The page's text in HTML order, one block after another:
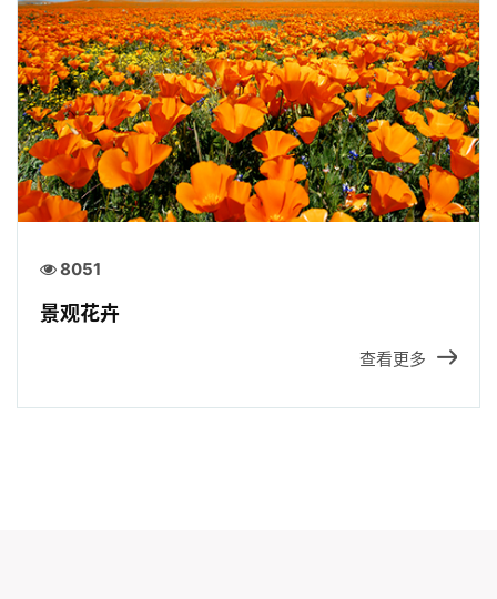
8051
景观花卉
查看更多